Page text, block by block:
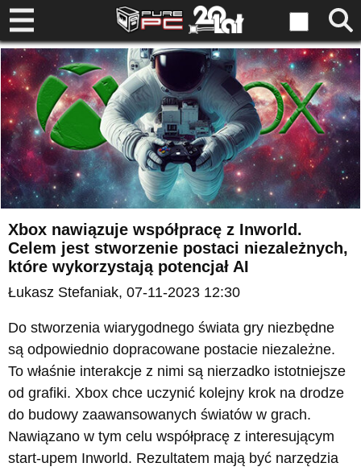
Xbox nawiązuje współpracę z Inworld.
Celem jest stworzenie postaci niezależnych,
które wykorzystają potencjał AI
Łukasz Stefaniak, 07-11-2023 12:30
Do stworzenia wiarygodnego świata gry niezbędne
są odpowiednio dopracowane postacie niezależne.
To właśnie interakcje z nimi są nierzadko istotniejsze
od grafiki. Xbox chce uczynić kolejny krok na drodze
do budowy zaawansowanych światów w grach.
Nawiązano w tym celu współpracę z interesującym
start-upem Inworld. Rezultatem mają być narzędzia